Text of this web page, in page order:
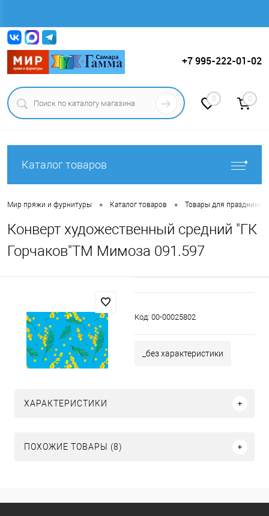
+7 995-222-01-02
0 0
Каталог товаров
Мир пряжи и фурнитуры • Каталог товаров • Товары для праздника.
Конверт художественный средний "ГК
Горчаков"ТМ Мимоза 091.597
Код: 00-00025802
_без характеристики
ХАРАКТЕРИСТИКИ
ПОХОЖИЕ ТОВАРЫ (8)